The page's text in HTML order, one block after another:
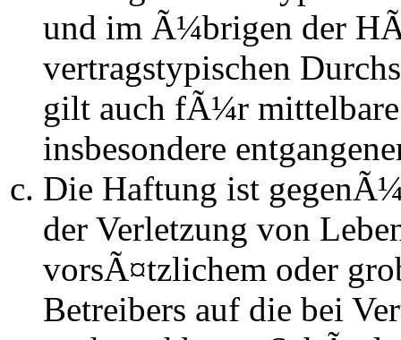
und im Ã¼brigen der
vertragstypischen
gilt auch fÃ¼r
insbesondere
Die Haftung ist
der Verletzung von
vorsÃ¤tzlichem oder
Betreibers auf die bei